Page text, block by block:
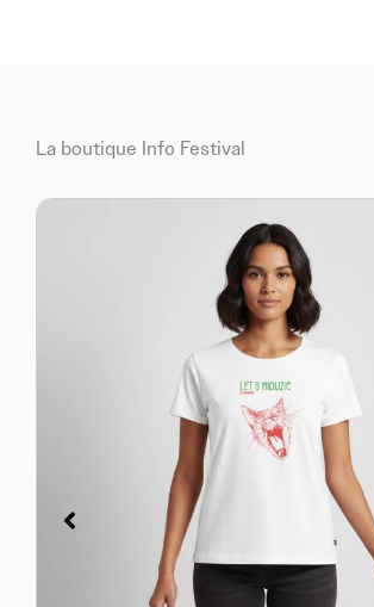
La boutique Info Festival